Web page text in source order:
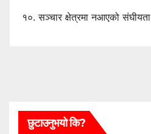
१०.सञ्चार क्षेत्रमा नआएको संघीयता
छुटाउनुभयो कि?